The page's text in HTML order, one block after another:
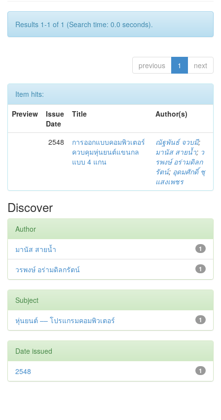
Results 1-1 of 1 (Search time: 0.0 seconds).
previous 1 next
Item hits:
Preview
Issue
Date
Title Author(s)
2548
การออกแบบคอมพิวเตอร์
ควบคุมหุ่นยนต์แขนกล
แบบ 4 แกน
ณัฐพันธ์ จวบมี;
มานัส สายน้ำ; ว
รพงษ์ อร่ามดิลก
รัตน์; อุดมศักดิ์ ชุ
แสงเพชร
Discover
Author
1
มานัส สายน้ำ
1
วรพงษ์ อร่ามดิลกรัตน์
Subject
1
หุ่นยนต์ –– โปรแกรมคอมพิวเตอร์
Date issued
1
2548